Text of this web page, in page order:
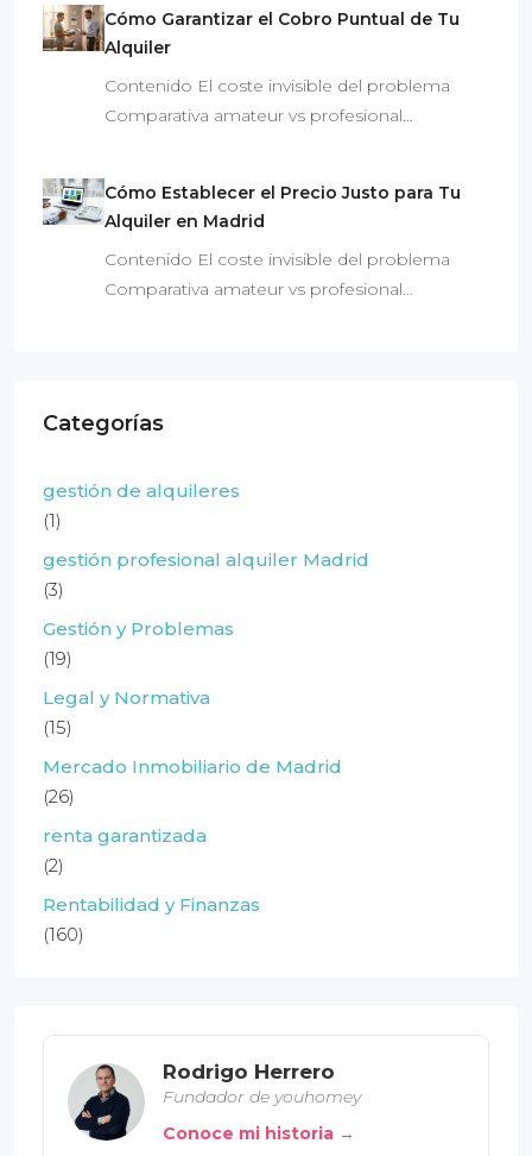
Cómo Garantizar el Cobro Puntual de Tu
Alquiler
Contenido El coste invisible del problema
Comparativa amateur vs profesional…
Cómo Establecer el Precio Justo para Tu
Alquiler en Madrid
Contenido El coste invisible del problema
Comparativa amateur vs profesional…
Categorías
gestión de alquileres
(1)
gestión profesional alquiler Madrid
(3)
Gestión y Problemas
(19)
Legal y Normativa
(15)
Mercado Inmobiliario de Madrid
(26)
renta garantizada
(2)
Rentabilidad y Finanzas
(160)
Rodrigo Herrero
Fundador de youhomey
Conoce mi historia →